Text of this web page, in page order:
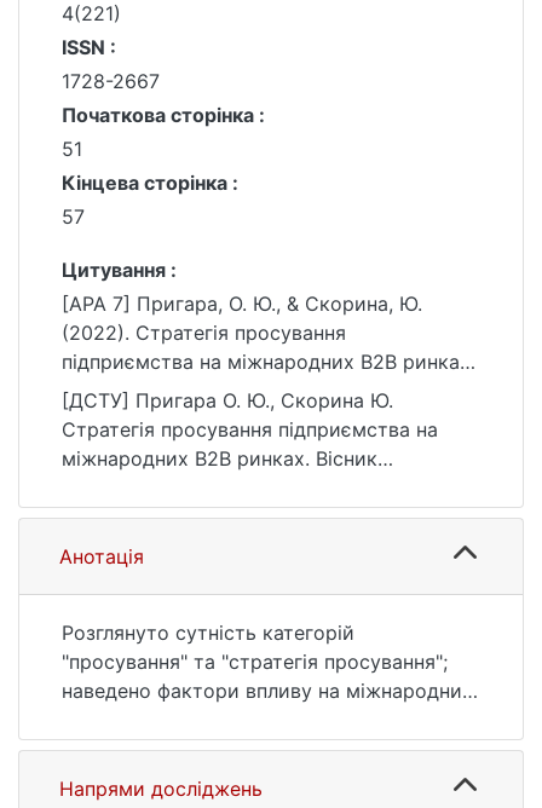
4(221)
ISSN :
1728-2667
Початкова сторінка :
51
Кінцева сторінка :
57
Цитування :
[APA 7] Пригара, О. Ю., & Скорина, Ю.
(2022). Стратегія просування
підприємства на міжнародних B2B ринках.
Вісник Київського національного
університету імені Тараса Шевченка.
Економіка, (4(221)), 51–57.
https://doi.org/10.17721/1728-
2667.2022/221-4/7
[ДСТУ] Пригара О. Ю., Скорина Ю.
Стратегія просування підприємства на
міжнародних B2B ринках. Вісник
імені Тараса Шевченка. Економіка. 2022.
№ 4(221). С. 51—57. DOI: 10.17721/1728-
2667.2022/221-4/7 (дата звернення:
Анотація
Розглянуто сутність категорій
"просування" та "стратегія просування";
наведено фактори впливу на міжнародний
особливості формування міжнародної
стратегії просування з урахуванням
Напрями досліджень